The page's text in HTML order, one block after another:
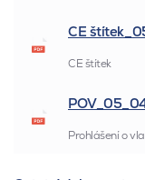
CE
CE štítek
Prohlášení o